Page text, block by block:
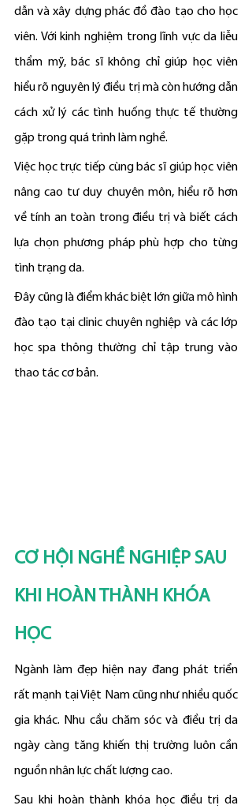
dẫn và xây dựng phác đồ đào tạo cho học
viên. Với kinh nghiệm trong lĩnh vực da liễu
thẩm mỹ, bác sĩ không chỉ giúp học viên
hiểu rõ nguyên lý điều trị mà còn hướng dẫn
cách xử lý các tình huống thực tế thường
gặp trong quá trình làm nghề.
Việc học trực tiếp cùng bác sĩ giúp học viên
nâng cao tư duy chuyên môn, hiểu rõ hơn
về tính an toàn trong điều trị và biết cách
lựa chọn phương pháp phù hợp cho từng
tình trạng da.
Đây cũng là điểm khác biệt lớn giữa mô hình
đào tạo tại clinic chuyên nghiệp và các lớp
học spa thông thường chỉ tập trung vào
thao tác cơ bản.
CƠ HỘI NGHỀ NGHIỆP SAU
KHI HOÀN THÀNH KHÓA
HỌC
Ngành làm đẹp hiện nay đang phát triển
rất mạnh tại Việt Nam cũng như nhiều quốc
gia khác. Nhu cầu chăm sóc và điều trị da
ngày càng tăng khiến thị trường luôn cần
nguồn nhân lực chất lượng cao.
Sau khi hoàn thành khóa học điều trị da